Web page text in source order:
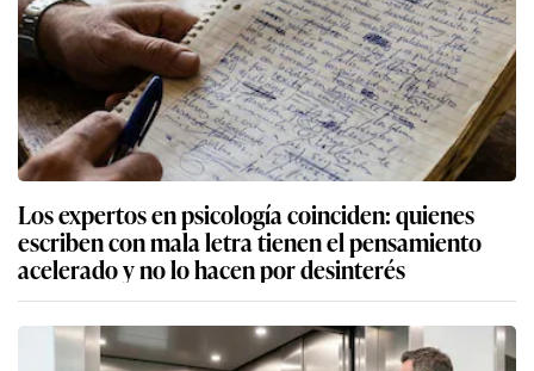
Los expertos en psicología coinciden: quienes
escriben con mala letra tienen el pensamiento
acelerado y no lo hacen por desinterés